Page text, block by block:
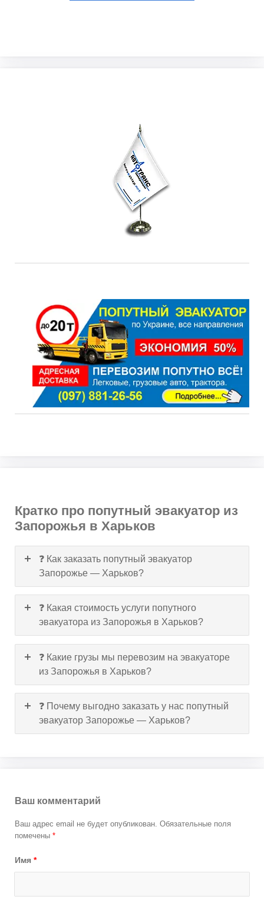
Кратко про попутный эвакуатор из
Запорожья в Харьков
❓ Как заказать попутный эвакуатор
Запорожье — Харьков?
❓ Какая стоимость услуги попутного
эвакуатора из Запорожья в Харьков?
❓ Какие грузы мы перевозим на эвакуаторе
из Запорожья в Харьков?
❓ Почему выгодно заказать у нас попутный
эвакуатор Запорожье — Харьков?
Ваш комментарий
Ваш адрес email не будет опубликован. Обязательные поля
помечены *
Имя *